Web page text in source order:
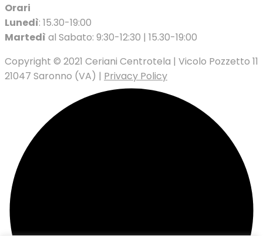
Orari
Lunedì: 15.30-19:00
Martedì al Sabato: 9:30-12:30 | 15.30-19:00
Copyright © 2021 Ceriani Centrotela | Vicolo Pozzetto 11
21047 Saronno (VA) | Privacy Policy